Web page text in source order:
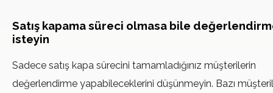
Satış kapama süreci olmasa bile
isteyin
Sadece satış kapa sürecini tamamladığınız müşterilerin
değerlendirme yapabileceklerini düşünmeyin. Bazı